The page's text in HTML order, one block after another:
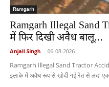
Ramgarh
Ramgarh Illegal Sand
में फिर दिखी अवैध बालू...
Anjali Singh - 06-08-2026
Ramgarh Illegal Sand Tractor
इलाके में अवैध रूप से खोदी गई रेत से लदा एक